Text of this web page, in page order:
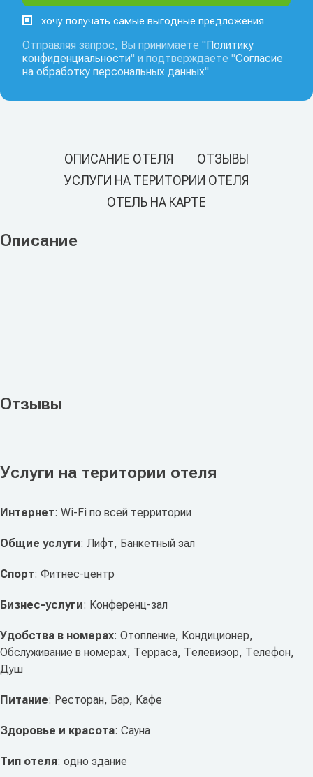
хочу получать самые выгодные предложения
Отправляя запрос, Вы принимаете " Политику
конфиденциальности" и подтверждаете "Согласие
на обработку персональных данных"
ОПИСАНИЕ ОТЕЛЯ
ОТЗЫВЫ
УСЛУГИ НА ТЕРИТОРИИ ОТЕЛЯ
ОТЕЛЬ НА КАРТЕ
Описание
Отзывы
Услуги на територии отеля
Интернет: Wi-Fi по всей территории
Общие услуги: Лифт, Банкетный зал
Спорт: Фитнес-центр
Бизнес-услуги: Конференц-зал
Удобства в номерах: Отопление, Кондиционер,
Обслуживание в номерах, Терраса, Телевизор, Телефон,
Душ
Питание: Ресторан, Бар, Кафе
Здоровье и красота: Сауна
Тип отеля: одно здание